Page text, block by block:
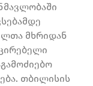
მხრიდან
თბილისის